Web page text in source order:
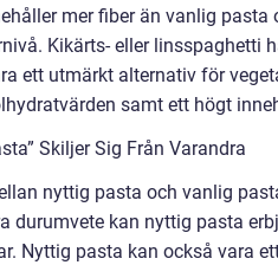
mer fiber än vanlig pasta
Kikärts- eller linsspaghetti
ett utmärkt alternativ för
samt ett högt
Skiljer Sig Från Varandra
nyttig pasta och vanlig
durumvete kan nyttig pasta
Nyttig pasta kan också vara